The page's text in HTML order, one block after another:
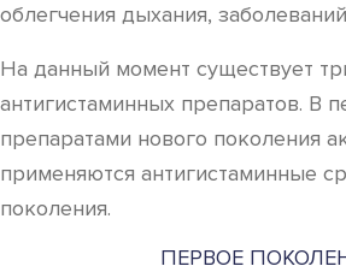
облегчения дыхания,
На данный момент существует
антигистаминных препаратов. В
препаратами нового поколения
применяются антигистаминные
поколения.
ПЕРВОЕ